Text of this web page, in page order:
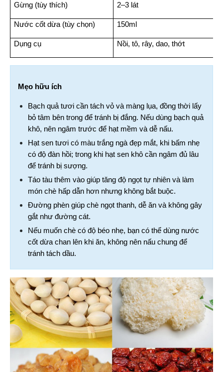
Gừng (tùy thích) 2–3 lát
Nước cốt dừa (tùy chọn) 150ml
Dụng cụ Nồi, tô, rây, dao, thớt
Mẹo hữu ích
Bạch quả tươi cần tách vỏ và màng lụa, đồng thời lấy
bỏ tâm bên trong để tránh bị đắng. Nếu dùng bạch quả
khô, nên ngâm trước để hạt mềm và dễ nấu.
Hạt sen tươi có màu trắng ngà đẹp mắt, khi bấm nhẹ
có độ đàn hồi; trong khi hạt sen khô cần ngâm đủ lâu
để tránh bị sượng.
Táo tàu thêm vào giúp tăng độ ngọt tự nhiên và làm
món chè hấp dẫn hơn nhưng không bắt buộc.
Đường phèn giúp chè ngọt thanh, dễ ăn và không gây
gắt như đường cát.
Nếu muốn chè có độ béo nhẹ, bạn có thể dùng nước
cốt dừa chan lên khi ăn, không nên nấu chung để
tránh tách dầu.